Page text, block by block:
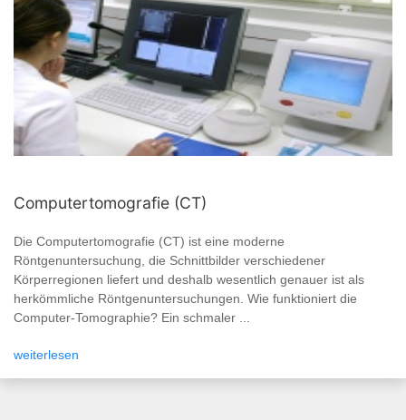
Computertomografie (CT)
Die Computertomografie (CT) ist eine moderne
Röntgenuntersuchung, die Schnittbilder verschiedener
Körperregionen liefert und deshalb wesentlich genauer ist als
herkömmliche Röntgenuntersuchungen. Wie funktioniert die
Computer-Tomographie? Ein schmaler ...
weiterlesen